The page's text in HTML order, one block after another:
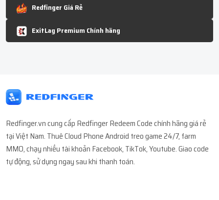
Redfinger Giá Rẻ
ExitLag Premium Chính hãng
Redfinger.vn cung cấp Redfinger Redeem Code chính hãng giá rẻ
tại Việt Nam. Thuê Cloud Phone Android treo game 24/7, farm
MMO, chạy nhiều tài khoản Facebook, TikTok, Youtube. Giao code
tự động, sử dụng ngay sau khi thanh toán.